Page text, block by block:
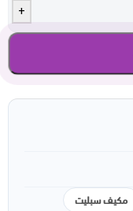
+
مكيف سبليت